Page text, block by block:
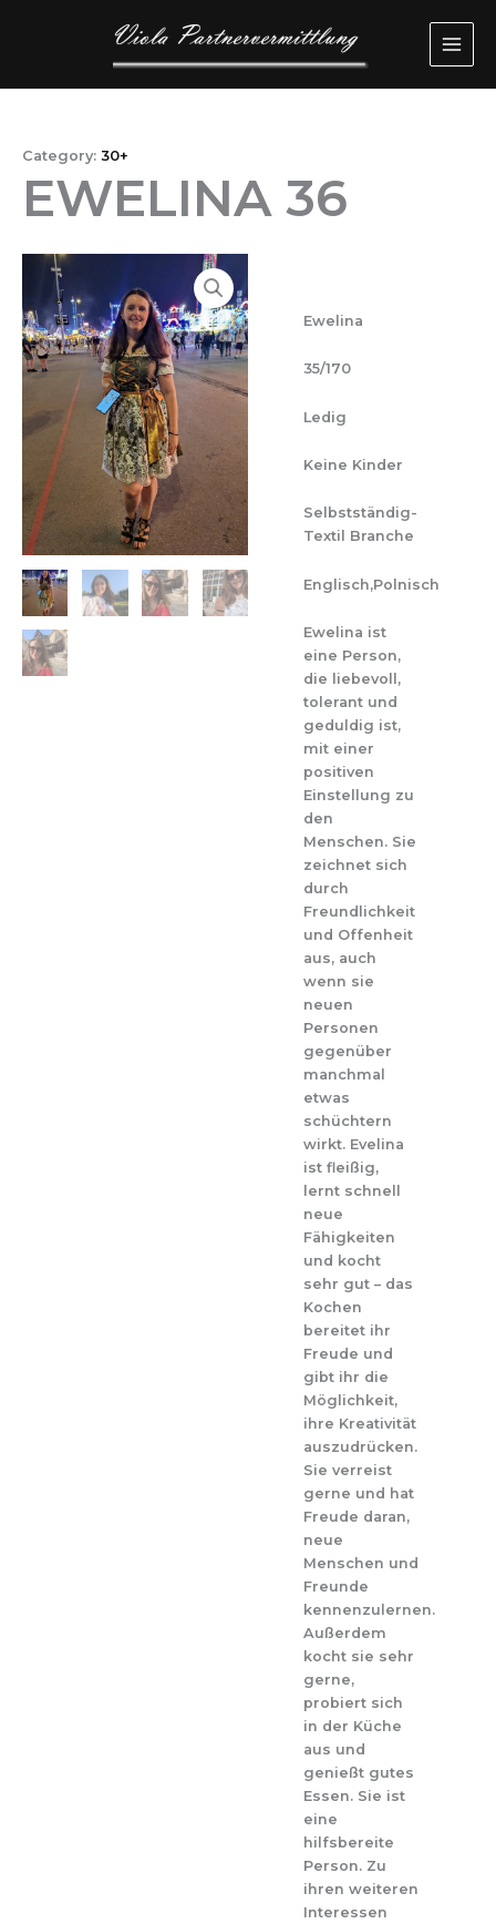
Category: 30+
EWELINA 36
Ewelina
35/170
Ledig
Keine Kinder
Selbstständig-
Textil Branche
Englisch,Polnisch
Ewelina ist
eine Person,
die liebevoll,
tolerant und
geduldig ist,
mit einer
positiven
Einstellung zu
den
Menschen. Sie
zeichnet sich
durch
Freundlichkeit
und Offenheit
aus, auch
wenn sie
neuen
Personen
gegenüber
manchmal
etwas
schüchtern
wirkt. Evelina
ist fleißig,
lernt schnell
neue
Fähigkeiten
und kocht
sehr gut – das
Kochen
bereitet ihr
Freude und
gibt ihr die
Möglichkeit,
ihre Kreativität
auszudrücken.
Sie verreist
gerne und hat
Freude daran,
neue
Menschen und
Freunde
kennenzulernen.
Außerdem
kocht sie sehr
gerne,
probiert sich
in der Küche
aus und
genießt gutes
Essen. Sie ist
eine
hilfsbereite
Person. Zu
ihren weiteren
Interessen